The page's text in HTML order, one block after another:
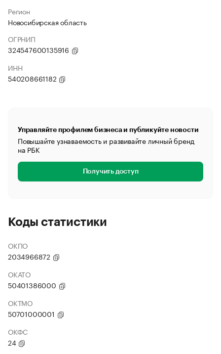
Регион
Новосибирская область
ОГРНИП
324547600135916
ИНН
540208661182
Управляйте профилем бизнеса и публикуйте новости
Повышайте узнаваемость и развивайте личный бренд
на РБК
Получить доступ
Коды статистики
ОКПО
2034966872
ОКАТО
50401386000
ОКТМО
50701000001
ОКФС
24